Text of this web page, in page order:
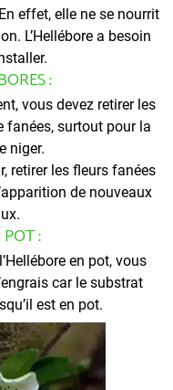
effet, elle ne se nourrit
L’Hellébore a besoin
:
vous devez retirer les
fanées, surtout pour la
niger.
retirer les fleurs fanées
de nouveaux
:
en pot, vous
car le substrat
est en pot.